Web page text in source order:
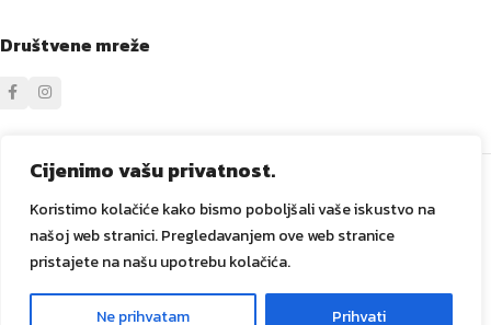
Cijenimo vašu privatnost.
Koristimo kolačiće kako bismo poboljšali vaše iskustvo na
našoj web stranici. Pregledavanjem ove web stranice
pristajete na našu upotrebu kolačića.
Ne prihvatam Prihvati
Društvene mreže
Sve prava zadržanaGANIKIDA D.O.O. Vitez
Hidromasažna kada CIJENA NA